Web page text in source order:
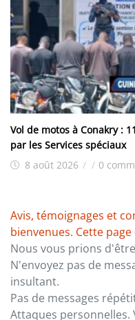
Vol de motos à Conakry :
par les Services spéciaux
8 août 2026 / / 0
Avis, témoignages et
bienvenues. Cette
Nous vous prions
N'envoyez pas de
insultant.
Pas de messages
Attaques personnelles.